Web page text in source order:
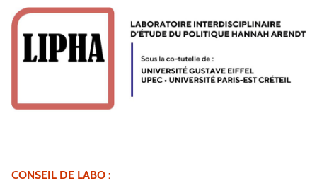
CONSEIL DE LABO :